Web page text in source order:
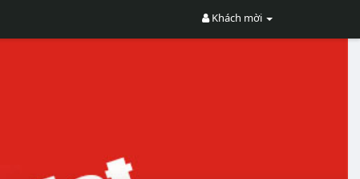
Khách mời